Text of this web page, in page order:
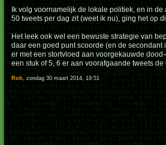
Ik volg voornamelijk de lokale politiek, en in
50 tweets per dag zit (weet ik nu), ging het op
Het leek ook wel een bewuste strategie van
daar een goed punt scoorde (en de
er met een stortvloed aan voorgekauwde
een stuk of 5, 6 er aan voorafgaande tweets
Rob, zondag 30 maart 2014, 19:51